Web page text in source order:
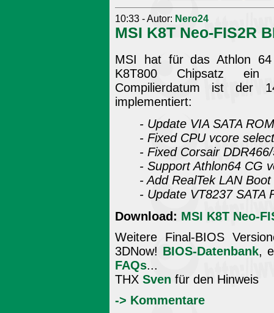
10:33 - Autor: Nero24
MSI K8T Neo-FIS2R
MSI hat für das Athlon
K8T800 Chipsatz ein
Compilierdatum ist der
implementiert:
- Update VIA SATA
- Fixed CPU vcore
- Fixed Corsair
- Support Athlon64 CG
- Add RealTek LAN
- Update VT8237 SATA
Download: MSI K8T Neo-
Weitere Final-BIOS
3DNow! BIOS-Datenbank,
FAQs...
THX Sven für den Hinweis
-> Kommentare